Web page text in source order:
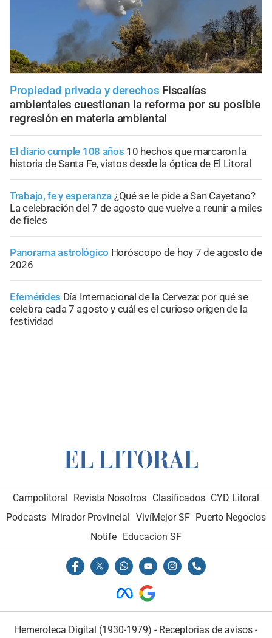
Propiedad privada y derechos Fiscalías
ambientales cuestionan la reforma por su posible
regresión en materia ambiental
El diario cumple 108 años 10 hechos que marcaron la
historia de Santa Fe, vistos desde la óptica de El Litoral
Trabajo, fe y esperanza ¿Qué se le pide a San Cayetano?
La celebración del 7 de agosto que vuelve a reunir a miles
de fieles
Panorama astrológico Horóscopo de hoy 7 de agosto de
2026
Efemérides Día Internacional de la Cerveza: por qué se
celebra cada 7 agosto y cuál es el curioso origen de la
festividad
Campolitoral Revista Nosotros Clasificados CYD Litoral
Podcasts Mirador Provincial VivíMejor SF Puerto Negocios
Notife Educacion SF
Hemeroteca Digital (1930-1979) - Receptorías de avisos -